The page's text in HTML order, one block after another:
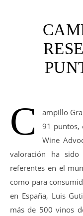
C
ampillo
91 puntos,
Wine
valoración ha
referentes en el
como para
en España, Luis
más de 500 vinos